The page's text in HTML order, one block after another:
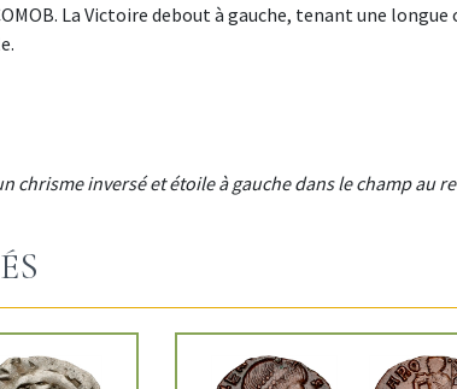
La Victoire debout à gauche, tenant une
chrisme inversé et étoile à gauche dans le champ au